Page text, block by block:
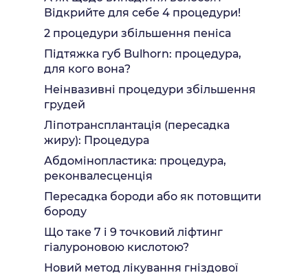
Відкрийте для себе 4 процедури!
2 процедури збільшення пеніса
Підтяжка губ Bulhorn: процедура,
для кого вона?
Неінвазивні процедури збільшення
грудей
Ліпотрансплантація (пересадка
жиру): Процедура
Абдомінопластика: процедура,
реконвалесценція
Пересадка бороди або як потовщити
бороду
Що таке 7 і 9 точковий ліфтинг
гіалуроновою кислотою?
Новий метод лікування гніздової